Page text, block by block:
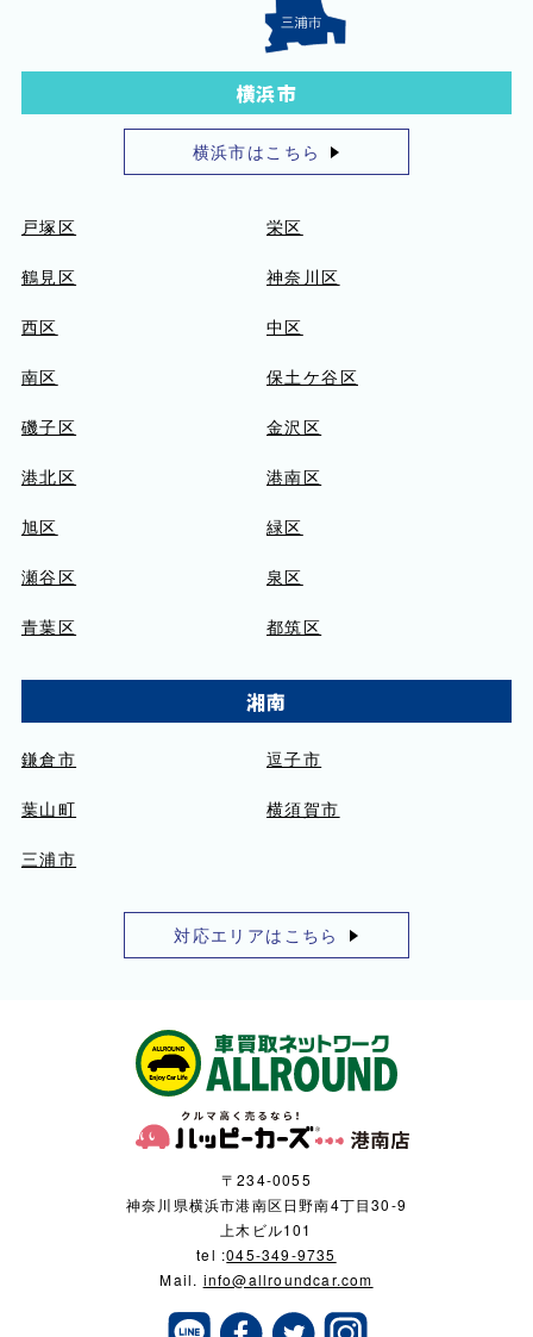
横浜市
横浜市はこちら
戸塚区 栄区
鶴見区 神奈川区
西区 中区
南区 保土ケ谷区
磯子区 金沢区
港北区 港南区
旭区 緑区
瀬谷区 泉区
青葉区 都筑区
湘南
鎌倉市 逗子市
葉山町 横須賀市
三浦市
対応エリアはこちら
〒234-0055
神奈川県横浜市港南区日野南4丁目30-9
上木ビル101
tel :045-349-9735
Mail. info@allroundcar.com